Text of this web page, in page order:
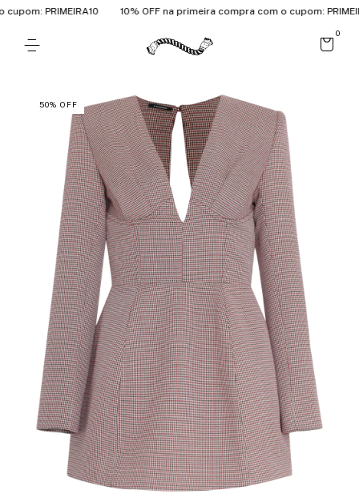
PRIMEIRA10 10% OFF na primeira compra com o cupom:
0
50% OFF